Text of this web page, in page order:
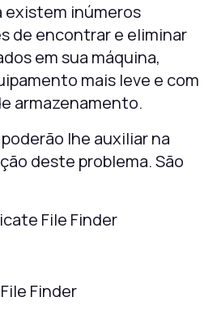
existem inúmeros
de encontrar e eliminar
em sua máquina,
mais leve e com
armazenamento.
lhe auxiliar na
deste problema. São
File Finder
Finder